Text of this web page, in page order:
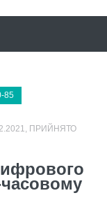
85
ПРИЙНЯТО
часовому